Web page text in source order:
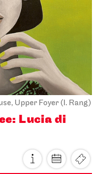
Upper Foyer (I. Rang)
Lucia di